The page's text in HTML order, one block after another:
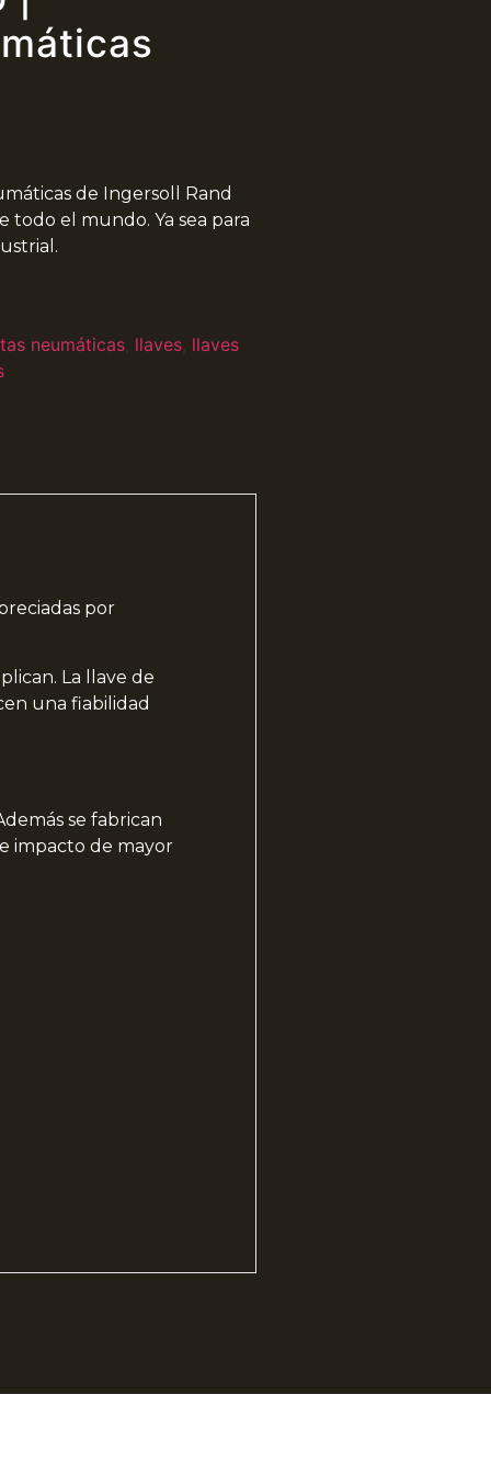
de Ingersoll Rand
todo el mundo. Ya sea para
neumáticas, llaves, llaves
por
La llave de
una fiabilidad
se fabrican
impacto de mayor